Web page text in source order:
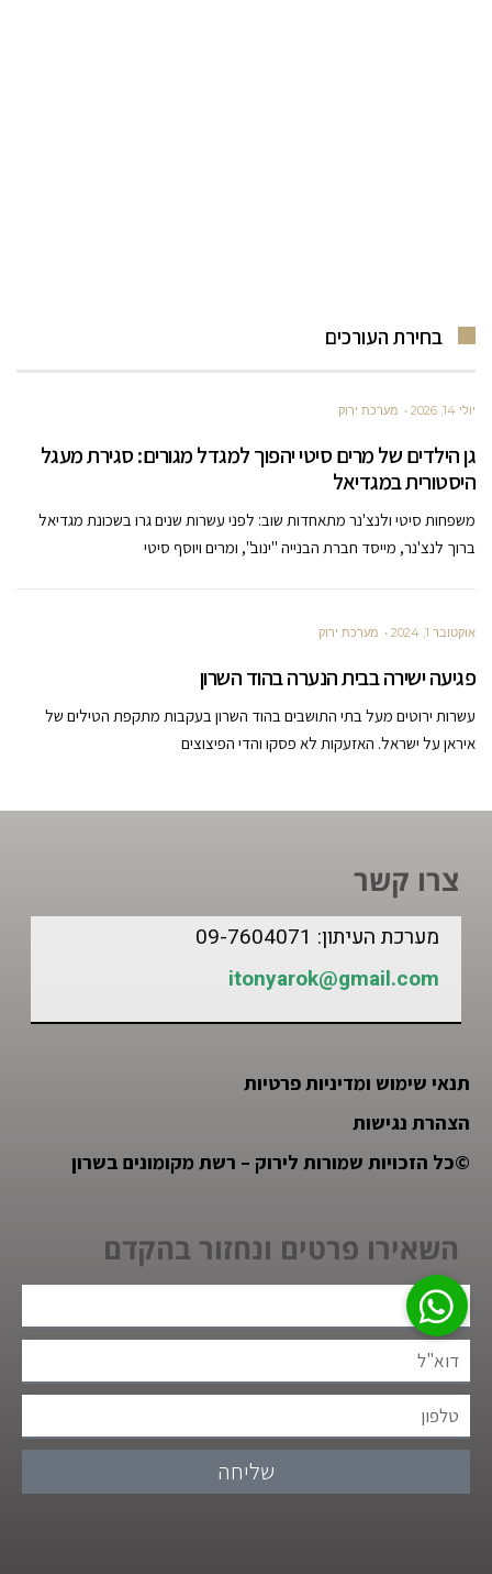
בחירת העורכים
יולי 14, 2026 מערכת ירוק
גן הילדים של מרים סיטי יהפוך למגדל מגורים: סגירת מעגל
היסטורית במגדיאל
משפחות סיטי ולנצ'נר מתאחדות שוב: לפני עשרות שנים גרו בשכונת מגדיאל
ברוך לנצ'נר, מייסד חברת הבנייה "ינוב", ומרים ויוסף סיטי
אוקטובר 1, 2024 מערכת ירוק
פגיעה ישירה בבית הנערה בהוד השרון
עשרות ירוטים מעל בתי התושבים בהוד השרון בעקבות מתקפת הטילים של
איראן על ישראל. האזעקות לא פסקו והדי הפיצוצים
צרו קשר
מערכת העיתון: 09-7604071
itonyarok@gmail.com
תנאי שימוש ומדיניות פרטיות
הצהרת נגישות
©כל הזכויות שמורות לירוק – רשת מקומונים בשרון
השאירו פרטים ונחזור בהקדם
שליחה